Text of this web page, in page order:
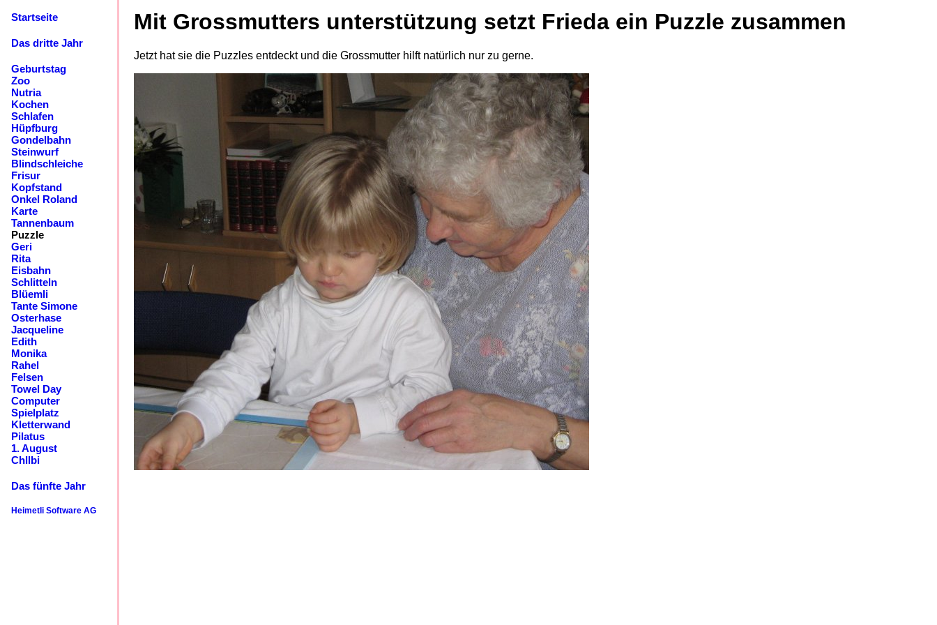
Startseite
Das dritte Jahr
Geburtstag
Zoo
Nutria
Kochen
Schlafen
Hüpfburg
Gondelbahn
Steinwurf
Blindschleiche
Frisur
Kopfstand
Onkel Roland
Karte
Tannenbaum
Puzzle
Geri
Rita
Eisbahn
Schlitteln
Blüemli
Tante Simone
Osterhase
Jacqueline
Edith
Monika
Rahel
Felsen
Towel Day
Computer
Spielplatz
Kletterwand
Pilatus
1. August
Chllbi
Das fünfte Jahr
Heimetli Software AG
Mit Grossmutters unterstützung setzt Frieda ein Puzzle zusammen
Jetzt hat sie die Puzzles entdeckt und die Grossmutter hilft natürlich nur zu gerne.